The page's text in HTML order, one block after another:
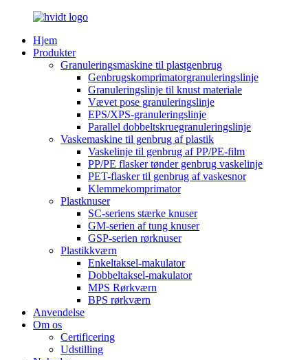
Hjem
Produkter
Granuleringsmaskine til plastgenbrug
Genbrugskomprimatorgranuleringslinje
Granuleringslinje til knust materiale
Vævet pose granuleringslinje
EPS/XPS-granuleringslinje
Parallel dobbeltskruegranuleringslinje
Vaskemaskine til genbrug af plastik
Vaskelinje til genbrug af PP/PE-film
PP/PE flasker tønder genbrug vaskelinje
PET-flasker til genbrug af vaskesnor
Klemmekomprimator
Plastknuser
SC-seriens stærke knuser
GM-serien af tung knuser
GSP-serien rørknuser
Plastikkværn
Enkeltaksel-makulator
Dobbeltaksel-makulator
MPS Rørkværn
BPS rørkværn
Anvendelse
Om os
Certificering
Udstilling